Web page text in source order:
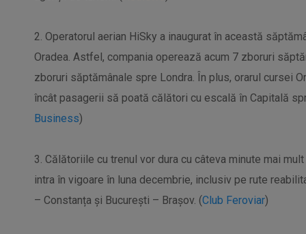
2. Operatorul aerian HiSky a inaugurat în această
Oradea. Astfel, compania operează acum 7 zboruri
zboruri săptămânale spre Londra. În plus, orarul cursei
încât pasagerii să poată călători cu escală în Capitală
Business)
3. Călătoriile cu trenul vor dura cu câteva minute mai
intra în vigoare în luna decembrie, inclusiv pe rute
– Constanța și București – Brașov. (Club Feroviar)